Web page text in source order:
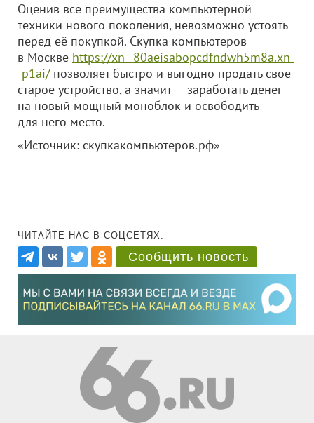
Оценив все преимущества компьютерной
техники нового поколения, невозможно устоять
перед её покупкой. Скупка компьютеров
в Москве https://xn--80aeisabopcdfndwh5m8a.xn-
-p1ai/позволяет быстро и выгодно продать свое
старое устройство, а значит — заработать денег
на новый мощный моноблок и освободить
для него место.
«Источник: скупкакомпьютеров.рф»
ЧИТАЙТЕ НАС В СОЦСЕТЯХ:
Сообщить новость